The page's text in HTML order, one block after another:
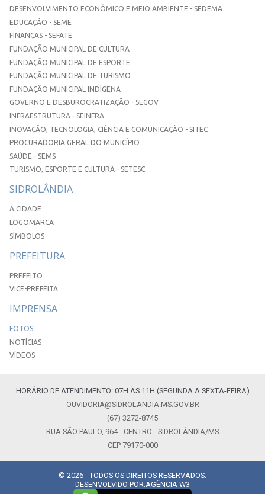
DESENVOLVIMENTO ECONÔMICO E MEIO AMBIENTE - SEDEMA
EDUCAÇÃO - SEME
FINANÇAS - SEFATE
FUNDAÇÃO MUNICIPAL DE CULTURA
FUNDAÇÃO MUNICIPAL DE ESPORTE
FUNDAÇÃO MUNICIPAL DE TURISMO
FUNDAÇÃO MUNICIPAL INDÍGENA
GOVERNO E DESBUROCRATIZAÇÃO - SEGOV
INFRAESTRUTURA - SEINFRA
INOVAÇÃO, TECNOLOGIA, CIÊNCIA E COMUNICAÇÃO - SITEC
PROCURADORIA GERAL DO MUNICÍPIO
SAÚDE - SEMS
TURISMO, ESPORTE E CULTURA - SETESC
SIDROLÂNDIA
A CIDADE
LOGOMARCA
SÍMBOLOS
PREFEITURA
PREFEITO
VICE-PREFEITA
IMPRENSA
FOTOS
NOTÍCIAS
VÍDEOS
HORÁRIO DE ATENDIMENTO: 07H ÀS 11H (SEGUNDA A SEXTA-FEIRA)
OUVIDORIA@SIDROLANDIA.MS.GOV.BR
(67) 3272-8745
RUA SÃO PAULO, 964 - CENTRO - SIDROLÂNDIA/MS
CEP 79170-000
© 2026 - TODOS OS DIREITOS RESERVADOS.
DESENVOLVIDO POR:AGÊNCIA W3